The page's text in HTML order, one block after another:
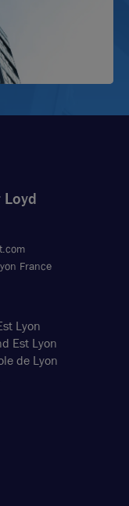
France
Lyon
Est Lyon
de Lyon